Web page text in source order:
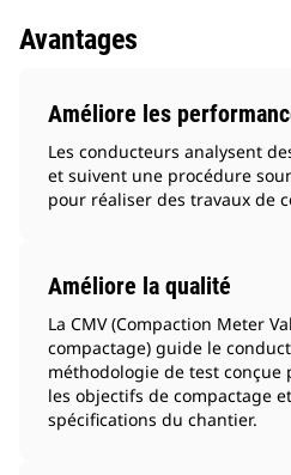
Avantages
Améliore les
Les conducteurs analysent
et suivent une procédure
pour réaliser des travaux de
Améliore la qualité
La CMV (Compaction Meter
compactage) guide le
méthodologie de test
les objectifs de compactage
spécifications du chantier.